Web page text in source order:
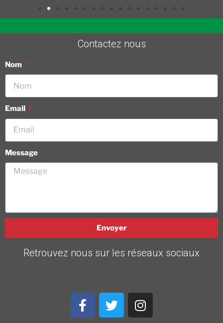
Contactez nous
Nom
Email
Message
Envoyer
Retrouvez nous sur les réseaux sociaux